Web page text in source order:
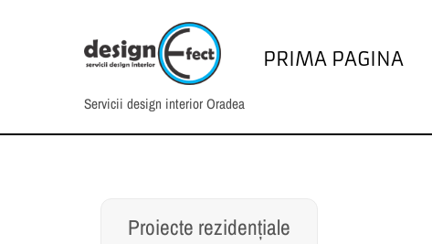
Servicii design interior Oradea
PRIMA PAGINA
Proiecte rezidențiale